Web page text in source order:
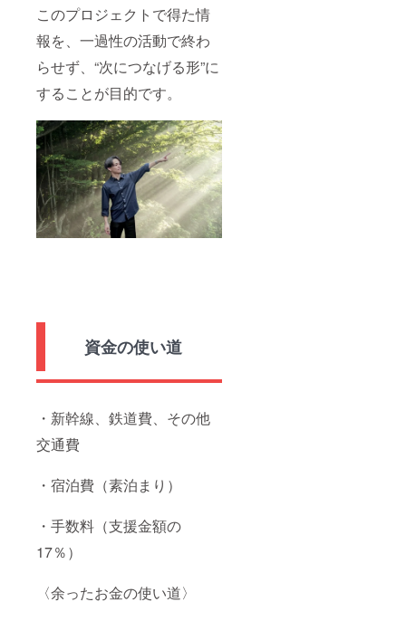
このプロジェクトで得た情
報を、一過性の活動で終わ
らせず、“次につなげる形”に
することが目的です。
資金の使い道
・新幹線、鉄道費、その他
交通費
・宿泊費（素泊まり）
・手数料（支援金額の
17％）
〈余ったお金の使い道〉